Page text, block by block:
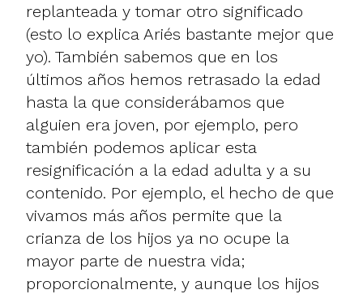
replanteada y tomar otro significado
(esto lo explica Ariés bastante mejor que
yo). También sabemos que en los
últimos años hemos retrasado la edad
hasta la que considerábamos que
alguien era joven, por ejemplo, pero
también podemos aplicar esta
resignificación a la edad adulta y a su
contenido. Por ejemplo, el hecho de que
vivamos más años permite que la
crianza de los hijos ya no ocupe la
mayor parte de nuestra vida;
proporcionalmente, y aunque los hijos